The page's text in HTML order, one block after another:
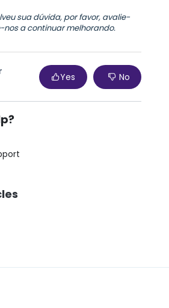
sua dúvida, por favor, avalie-
nos a continuar melhorando.
Yes No